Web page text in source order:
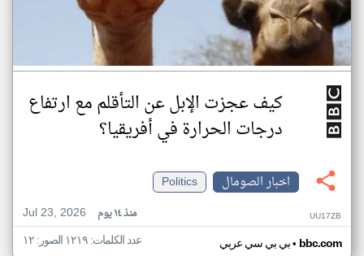
كيف عجزت الإبل عن التأقلم مع ارتفاع
درجات الحرارة في أفريقيا؟
اخبار الصومال
Politics
Jul 23, 2026
منذ ١٤ يوم UU17ZB
بي بي سي عربي• bbc.com عدد الكلمات: ١٢١٩ الصور: ١٢